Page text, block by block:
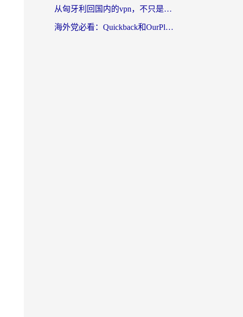
从匈牙利回国内的vpn，不只是为了刷剧那么简单
海外党必看：Quickback和OurPlay好用吗？3分钟选对回国加速器，无缝刷剧玩游戏